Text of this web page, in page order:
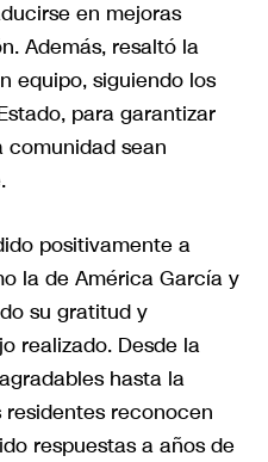
en mejoras
Además, resaltó la
equipo, siguiendo los
para garantizar
comunidad sean
positivamente a
la de América García y
su gratitud y
realizado. Desde la
hasta la
reconocen
respuestas a años de